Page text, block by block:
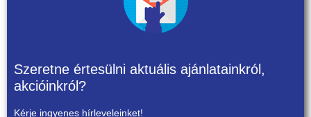
Szeretne értesülni aktuális ajánlatainkról,
akcióinkról?
Kérje ingyenes hírleveleinket!